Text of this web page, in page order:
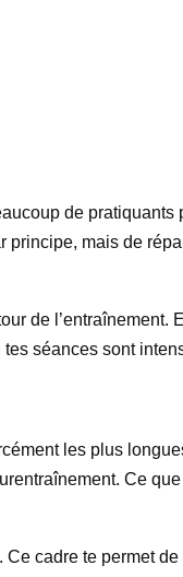
de
principe, mais de
de l’entraînement.
séances sont
les plus
Ce
cadre te permet